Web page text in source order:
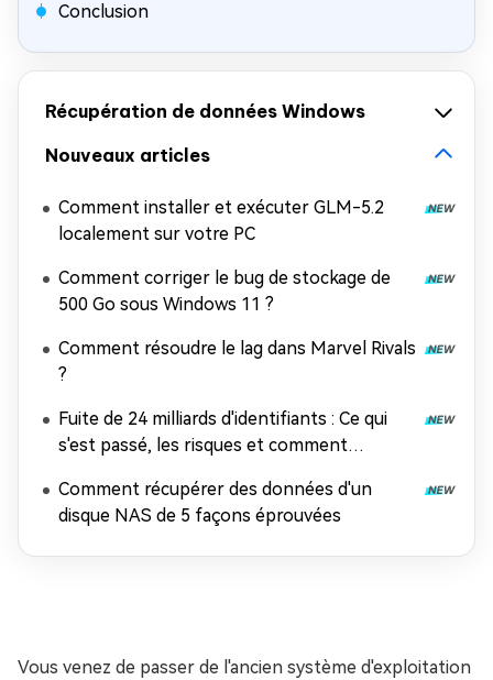
Conclusion
Récupération de données Windows
Nouveaux articles
Comment installer et exécuter GLM-5.2
localement sur votre PC
Comment corriger le bug de stockage de
500 Go sous Windows 11 ?
Comment résoudre le lag dans Marvel Rivals
?
Fuite de 24 milliards d'identifiants : Ce qui
s'est passé, les risques et comment
Comment récupérer des données d'un
disque NAS de 5 façons éprouvées
Vous venez de passer de l'ancien système d'exploitation